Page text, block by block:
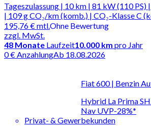
Tageszulassung | 10 km | 81 kW (110
| 109 g CO₂/km (komb.) | CO₂-Klasse C
195,76 €mtl.
zzgl. MwSt.
Ohne Bewertung
48 Monate Laufzeit10.000 km pro Jahr
0 € AnzahlungAb 18.08.2026
Fiat 600 | Benzin
Hybrid La Prima
Nav UVP-28%*
Privat- & Gewerbekunden